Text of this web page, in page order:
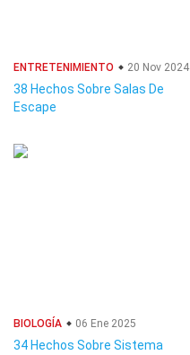
ENTRETENIMIENTO 20 Nov 2024
38 Hechos Sobre Salas De
Escape
BIOLOGÍA 06 Ene 2025
34 Hechos Sobre Sistema